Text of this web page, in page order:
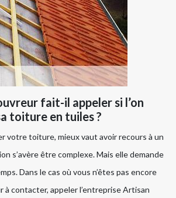
fait-il appeler si l’on
toiture en tuiles ?
votre toiture, mieux vaut avoir recours à un
s’avère être complexe. Mais elle demande
Dans le cas où vous n’êtes pas encore
à contacter, appeler l’entreprise Artisan